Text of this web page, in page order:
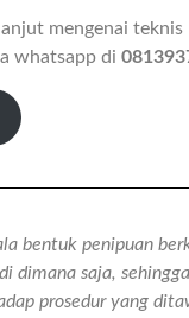
mengenai
whatsapp di
bentuk penipuan
dimana saja,
prosedur yang